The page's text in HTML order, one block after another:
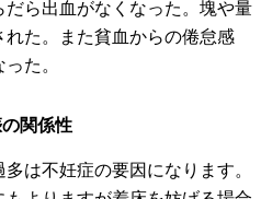
ら出血がなくなった。塊や量
た。
また貧血からの倦怠感
た。
関係性
は不妊症の要因になります。